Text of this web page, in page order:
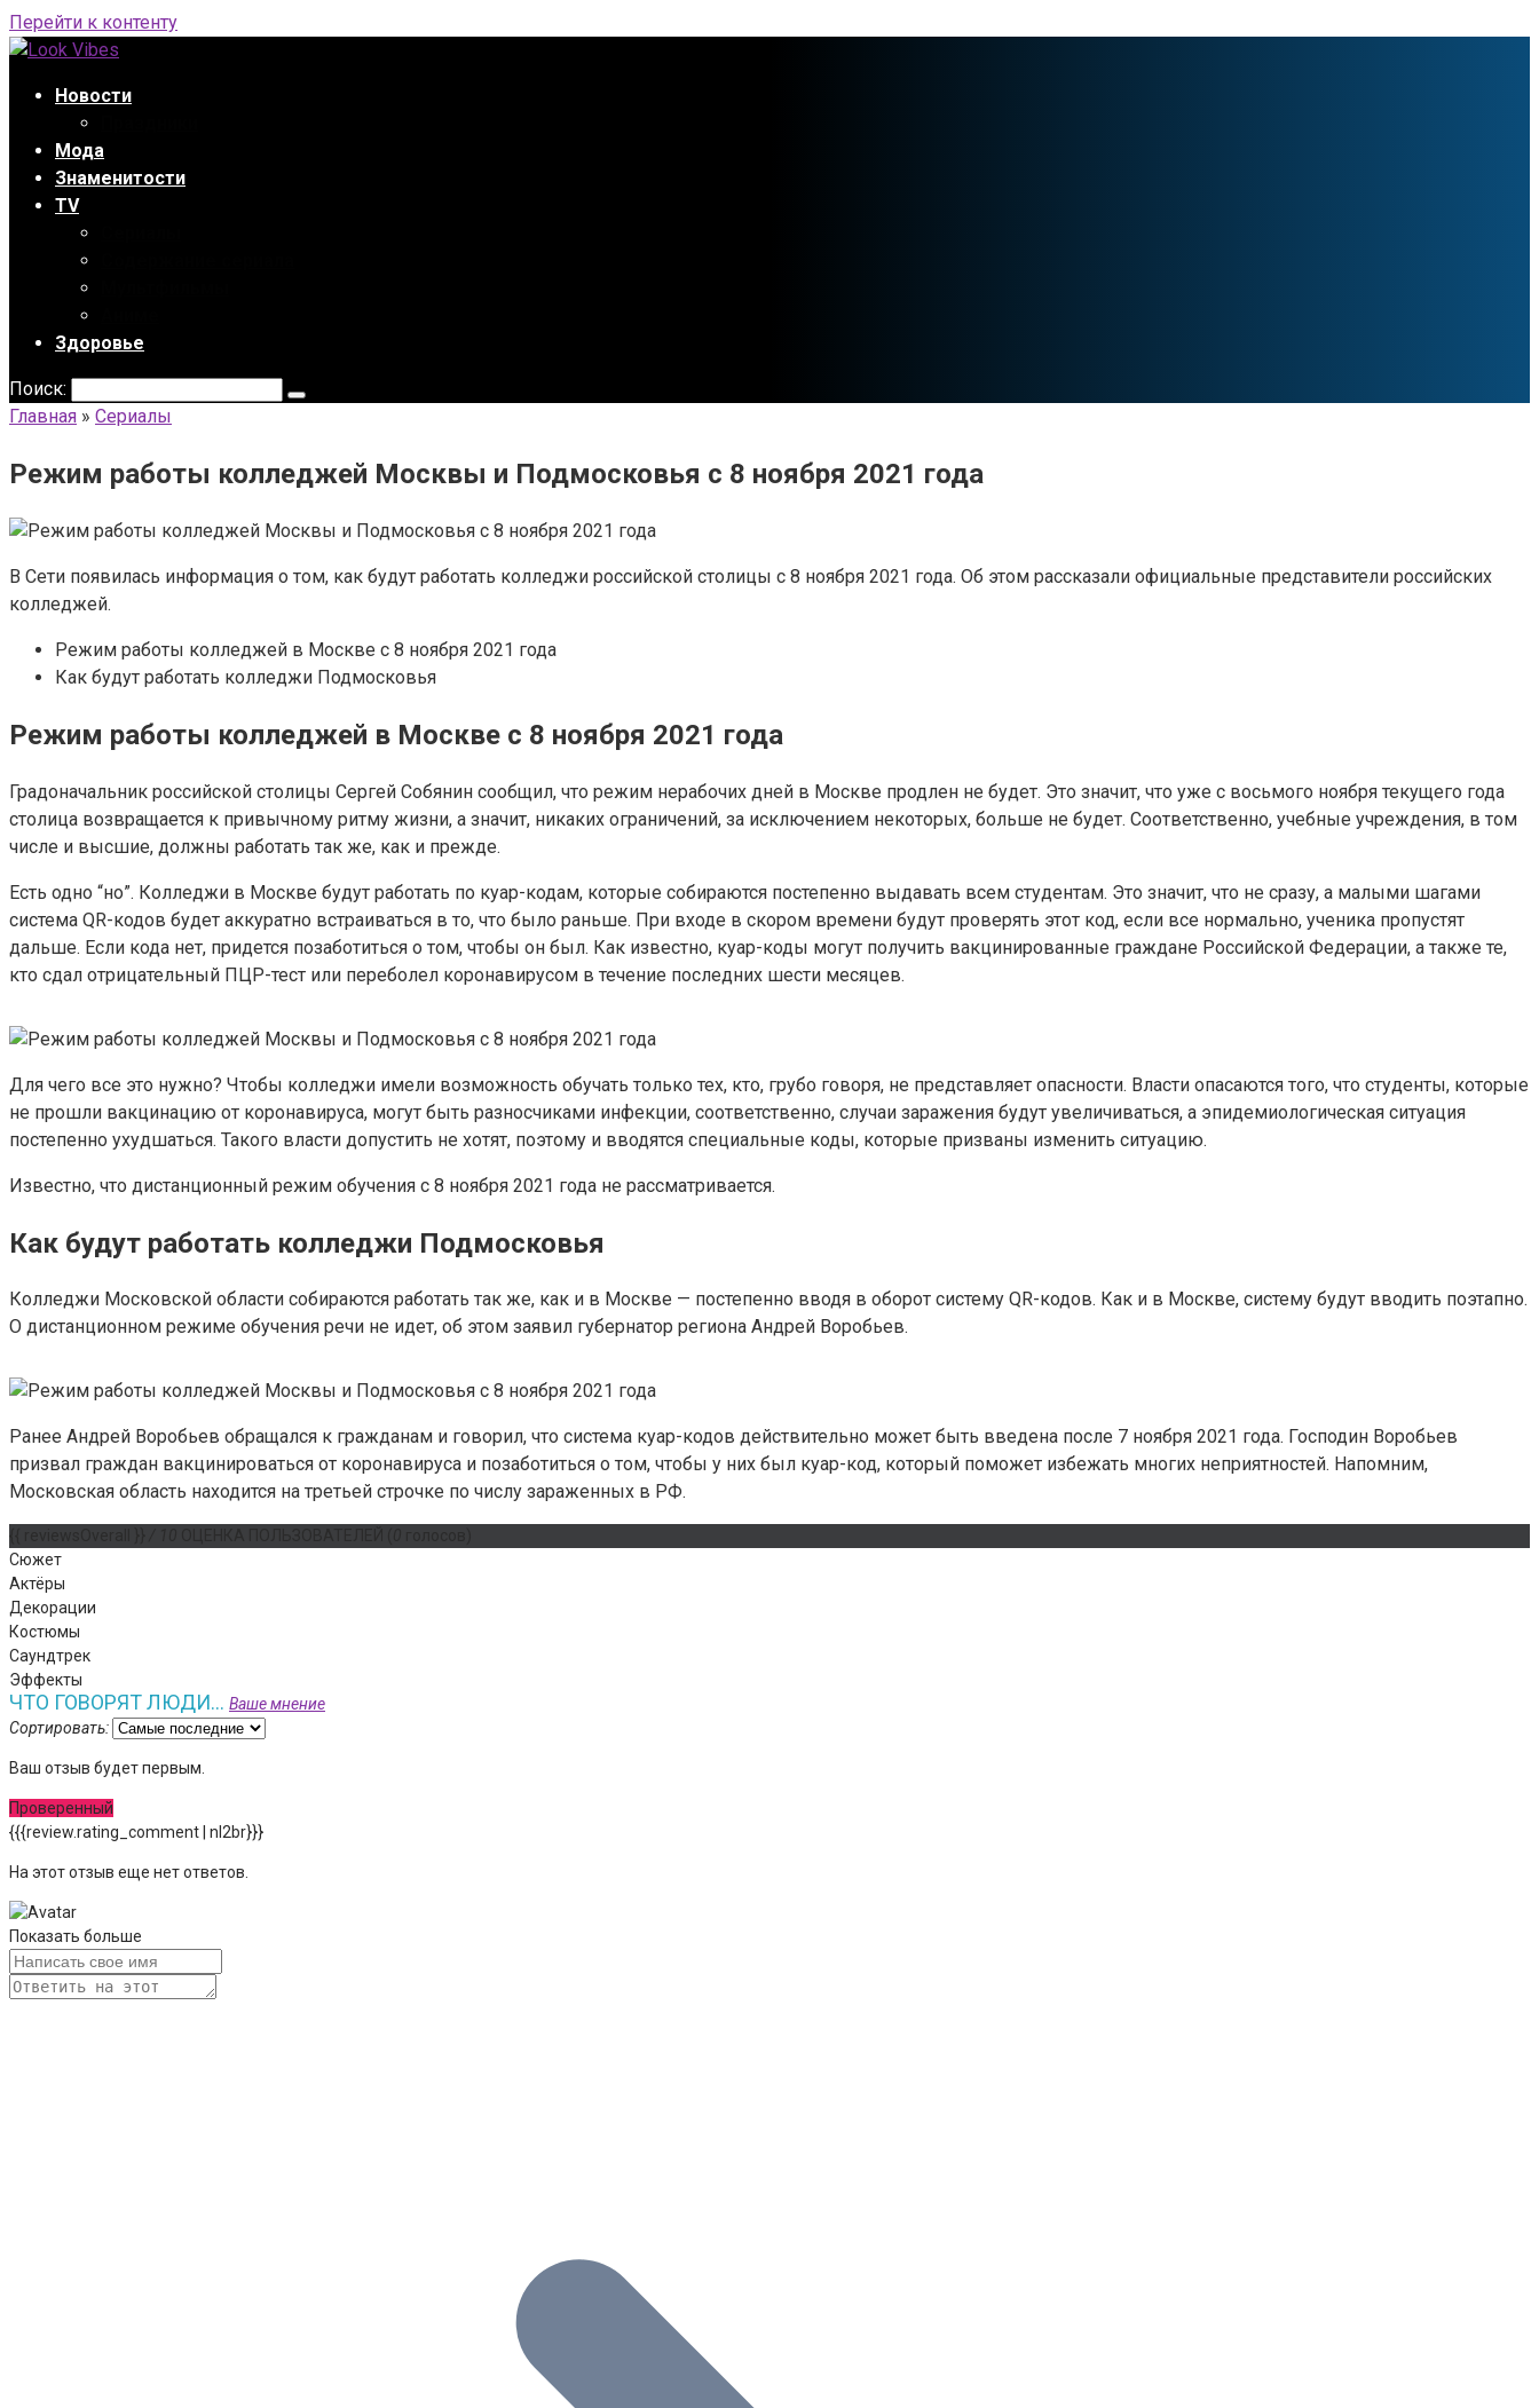
Перейти к контенту
Новости
Мода
Знаменитости
TV
Здоровье
Поиск:
Главная » Сериалы
Режим работы колледжей Москвы и Подмосковья с 8 ноября 2021 года
В Сети появилась информация о том, как будут работать колледжи российской столицы с 8 ноября 2021 года. Об этом рассказали официальные представители российских
колледжей.
Режим работы колледжей в Москве с 8 ноября 2021 года
Как будут работать колледжи Подмосковья
Режим работы колледжей в Москве с 8 ноября 2021 года
Градоначальник российской столицы Сергей Собянин сообщил, что режим нерабочих дней в Москве продлен не будет. Это значит, что уже с восьмого ноября текущего года
столица возвращается к привычному ритму жизни, а значит, никаких ограничений, за исключением некоторых, больше не будет. Соответственно, учебные учреждения, в том
числе и высшие, должны работать так же, как и прежде.
Есть одно “но”. Колледжи в Москве будут работать по куар-кодам, которые собираются постепенно выдавать всем студентам. Это значит, что не сразу, а малыми шагами
система QR-кодов будет аккуратно встраиваться в то, что было раньше. При входе в скором времени будут проверять этот код, если все нормально, ученика пропустят
дальше. Если кода нет, придется позаботиться о том, чтобы он был. Как известно, куар-коды могут получить вакцинированные граждане Российской Федерации, а также те,
кто сдал отрицательный ПЦР-тест или переболел коронавирусом в течение последних шести месяцев.
Для чего все это нужно? Чтобы колледжи имели возможность обучать только тех, кто, грубо говоря, не представляет опасности. Власти опасаются того, что студенты, которые
не прошли вакцинацию от коронавируса, могут быть разносчиками инфекции, соответственно, случаи заражения будут увеличиваться, а эпидемиологическая ситуация
постепенно ухудшаться. Такого власти допустить не хотят, поэтому и вводятся специальные коды, которые призваны изменить ситуацию.
Известно, что дистанционный режим обучения с 8 ноября 2021 года не рассматривается.
Как будут работать колледжи Подмосковья
Колледжи Московской области собираются работать так же, как и в Москве — постепенно вводя в оборот систему QR-кодов. Как и в Москве, систему будут вводить поэтапно.
О дистанционном режиме обучения речи не идет, об этом заявил губернатор региона Андрей Воробьев.
Ранее Андрей Воробьев обращался к гражданам и говорил, что система куар-кодов действительно может быть введена после 7 ноября 2021 года. Господин Воробьев
призвал граждан вакцинироваться от коронавируса и позаботиться о том, чтобы у них был куар-код, который поможет избежать многих неприятностей. Напомним,
Московская область находится на третьей строчке по числу зараженных в РФ.
Сюжет
Актёры
Декорации
Костюмы
Саундтрек
Эффекты
ЧТО ГОВОРЯТ ЛЮДИ... Ваше мнение
Сортировать:
Ваш отзыв будет первым.
Проверенный
{{{review.rating_comment | nl2br}}}
На этот отзыв еще нет ответов.
Показать больше